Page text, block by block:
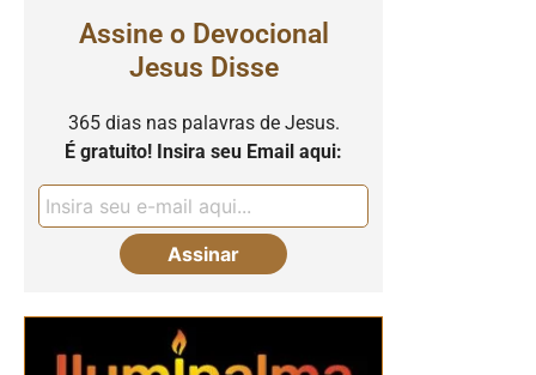
Assine o Devocional
Jesus Disse
365 dias nas palavras de Jesus.
É gratuito! Insira seu Email aqui: